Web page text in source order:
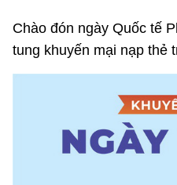
Sản phẩm
Đổi mới sáng tạo
Dịch vụ
Sản phẩm
Viễn thông
Chào đón ngày Quốc tế
tung khuyến mại nạp thẻ